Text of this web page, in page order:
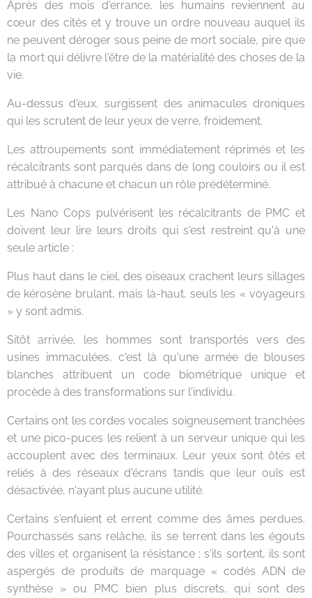
Après des mois d'errance, les humains reviennent au
cœur des cités et y trouve un ordre nouveau auquel ils
ne peuvent déroger sous peine de mort sociale, pire que
la mort qui délivre l'être de la matérialité des choses de la
vie.
Au-dessus d'eux, surgissent des animacules droniques
qui les scrutent de leur yeux de verre, froidement.
Les attroupements sont immédiatement réprimés et les
récalcitrants sont parqués dans de long couloirs ou il est
attribué à chacune et chacun un rôle prédéterminé.
Les Nano Cops pulvérisent les récalcitrants de PMC et
doivent leur lire leurs droits qui s'est restreint qu'à une
seule article :
Plus haut dans le ciel, des oiseaux crachent leurs sillages
de kérosène brulant, mais là-haut, seuls les « voyageurs
» y sont admis.
Sitôt arrivée, les hommes sont transportés vers des
usines immaculées, c'est là qu'une armée de blouses
blanches attribuent un code biométrique unique et
procède à des transformations sur l'individu.
Certains ont les cordes vocales soigneusement tranchées
et une pico-puces les relient à un serveur unique qui les
accouplent avec des terminaux. Leur yeux sont ôtés et
reliés à des réseaux d'écrans tandis que leur ouïs est
désactivée, n'ayant plus aucune utilité.
Certains s'enfuient et errent comme des âmes perdues.
Pourchassés sans relâche, ils se terrent dans les égouts
des villes et organisent la résistance ; s'ils sortent, ils sont
aspergés de produits de marquage « codés ADN de
synthèse » ou PMC bien plus discrets, qui sont des